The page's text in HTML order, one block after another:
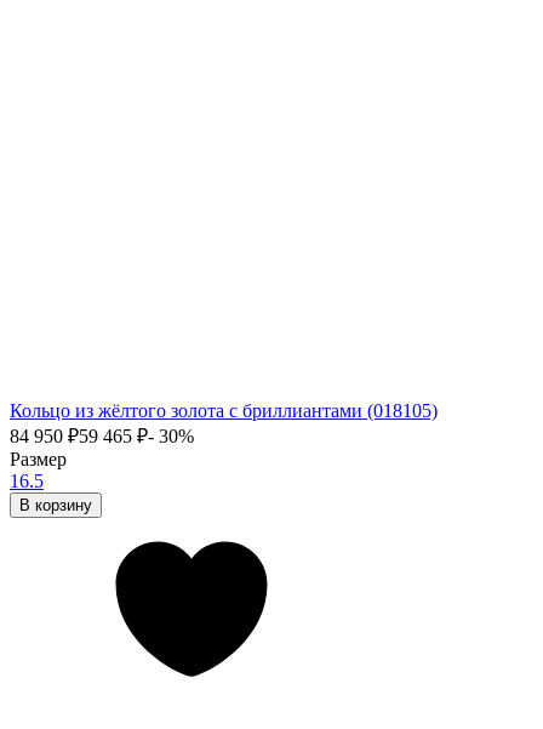
Кольцо из жёлтого золота с бриллиантами (018105)
84 950 ₽59 465 ₽- 30%
Размер
16.5
В корзину